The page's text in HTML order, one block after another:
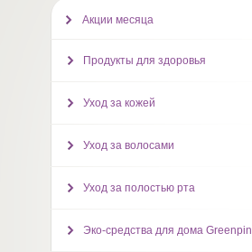
Акции месяца
Продукты для здоровья
Уход за кожей
Уход за волосами
Уход за полостью рта
Эко-средства для дома Greenpin